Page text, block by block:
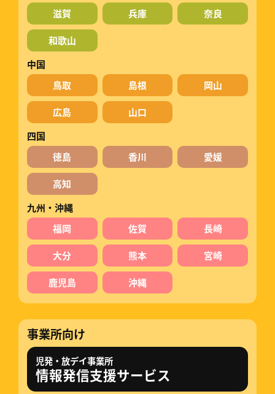
滋賀 兵庫 奈良
和歌山
中国
鳥取
島根 岡山
広島
山口
四国
徳島
香川 愛媛
高知
九州・沖縄
福岡
佐賀 長崎
大分 熊本 宮崎
鹿児島 沖縄
事業所向け
児発・放デイ事業所
情報発信支援サービス